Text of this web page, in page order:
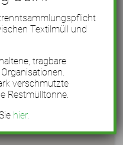
Textilmüll und
tragbare
verschmutzte
Restmülltonne.
hier.